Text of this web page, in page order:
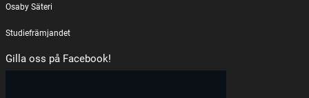
Osaby Säteri
Studiefrämjandet
Gilla oss på Facebook!